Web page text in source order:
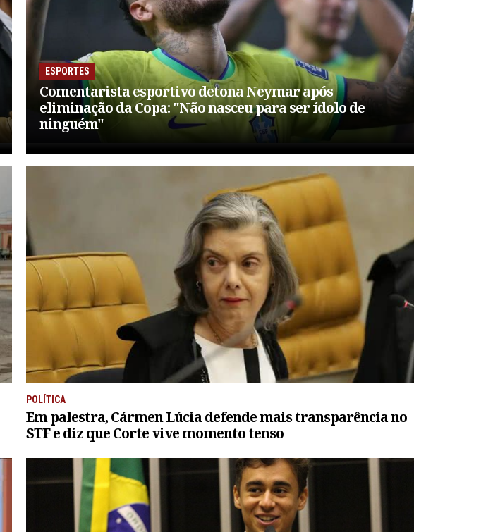
ESPORTES
Comentarista esportivo detona Neymar após
eliminação da Copa: "Não nasceu para ser ídolo de
ninguém"
POLÍTICA
Em palestra, Cármen Lúcia defende mais transparência no
STF e diz que Corte vive momento tenso